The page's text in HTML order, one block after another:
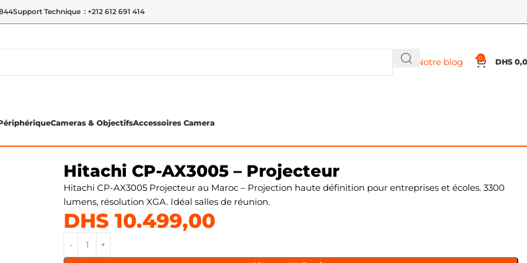
Support Technique : +212 612 691 414
Notre blog 0 DHS
Cameras & ObjectifsAccessoires Camera
Hitachi CP-AX3005 – Projecteur
Hitachi CP-AX3005 Projecteur au Maroc – Projection haute définition pour entreprises et écoles. 3300
lumens, résolution XGA. Idéal salles de réunion.
DHS 10.499,00